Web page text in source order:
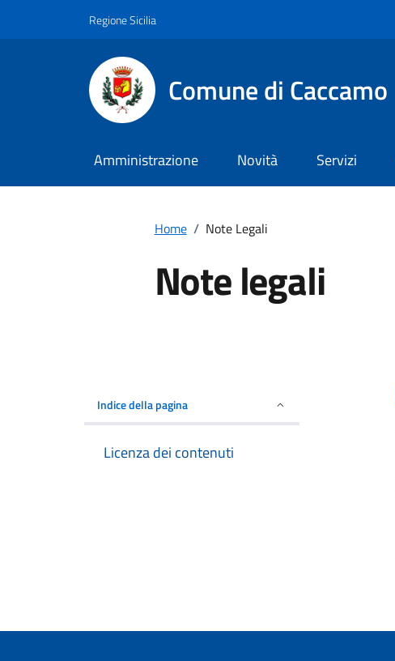
Regione Sicilia
Comune di Caccamo
Amministrazione Novità Servizi
Home / Note Legali
Note legali
Indice della pagina
Licenza dei contenuti